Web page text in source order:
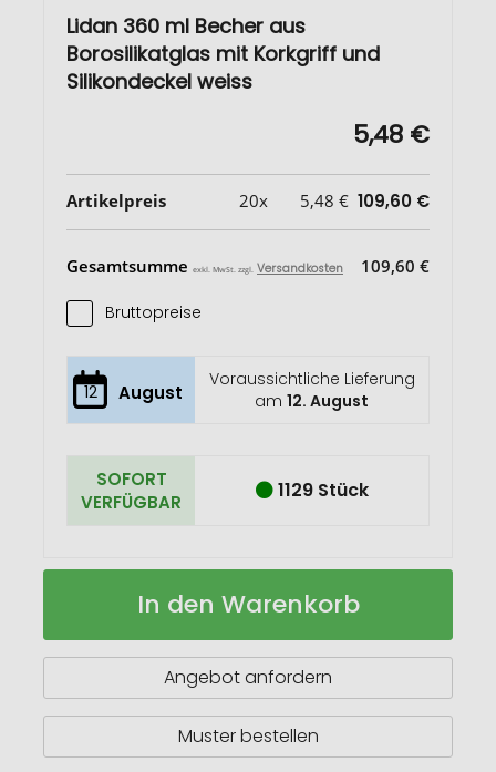
Lidan 360 ml Becher aus
Borosilikatglas mit Korkgriff und
Silikondeckel weiss
5,48 €
Artikelpreis 20x 5,48 € 109,60 €
Gesamtsumme exkl. MwSt. zzgl. Versandkosten 109,60 €
Bruttopreise
12 August
Voraussichtliche Lieferung
am12. August
SOFORT
VERFÜGBAR
1129 Stück
Lidan
Becher
mit
und
Auf
In den Warenkorb
Angebot anfordern
Muster bestellen